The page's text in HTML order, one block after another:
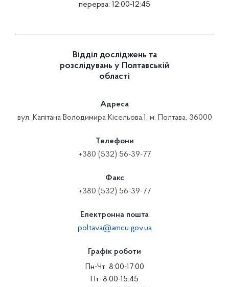
перерва: 12:00-12:45
Відділ досліджень та
розслідувань у Полтавській
області
Адреса
вул. Капітана Володимира Кісельова,1, м. Полтава, 36000
Телефони
+380 (532) 56-39-77
Факс
+380 (532) 56-39-77
Електронна пошта
poltava@amcu.gov.ua
Графік роботи
Пн-Чт: 8:00-17:00
Пт: 8:00-15:45